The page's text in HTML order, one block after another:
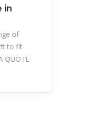
in
of
to fit
QUOTE